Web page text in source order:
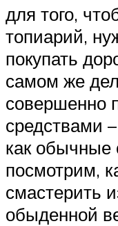
для того,
топиарий,
покупать
самом же
совершенно
средствами
как обычные
посмотрим,
смастерить
обыденной